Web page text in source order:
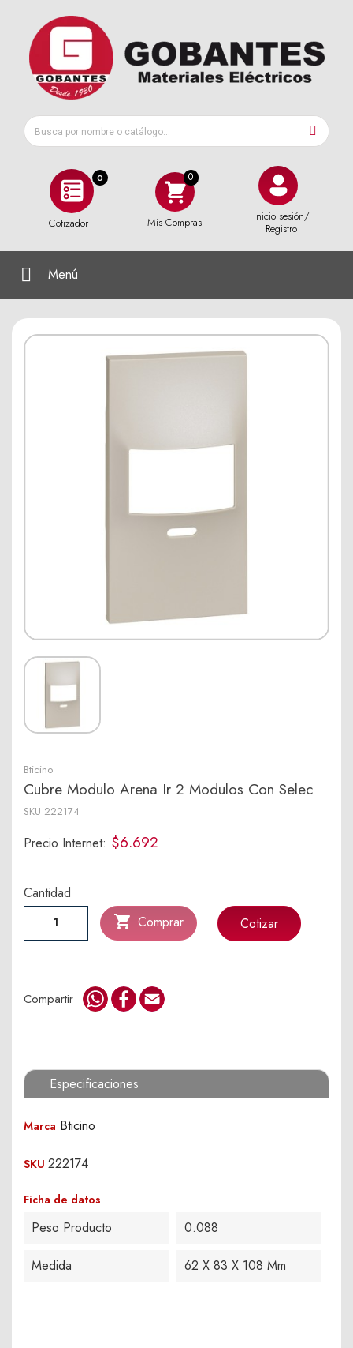
0
Cotizador Mis Compras
Inicio sesión/
Registro
Menú
Bticino
Cubre Modulo Arena Ir 2 Modulos Con Selec
SKU 222174
Precio Internet: $6.692
Cantidad
 Comprar Cotizar
Compartir WhatsApp
Facebook
Especificaciones
Marca Bticino
SKU 222174
Ficha de datos
Peso Producto 0.088
Medida 62 X 83 X 108 Mm